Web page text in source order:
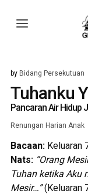
by Bidang Persekutuan
Tuhanku
Pancaran Air Hidup
Renungan Harian Anak
Bacaan:Keluaran
Nats: “Orang
Tuhan ketika Aku
Mesir…”(Keluaran